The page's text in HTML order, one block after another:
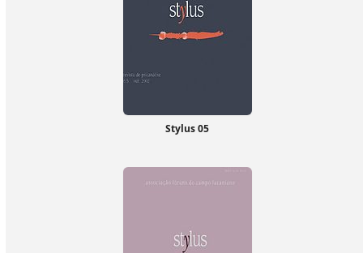
Stylus 05